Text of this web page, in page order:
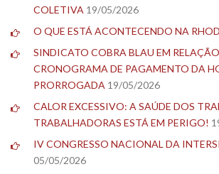
COLETIVA 19/05/2026
O QUE ESTÁ ACONTECENDO NA
SINDICATO COBRA BLAU EM
CRONOGRAMA DE PAGAMENTO DA
PRORROGADA 19/05/2026
CALOR EXCESSIVO: A SAÚDE DOS
TRABALHADORAS ESTÁ EM PERIGO!
IV CONGRESSO NACIONAL DA
05/05/2026